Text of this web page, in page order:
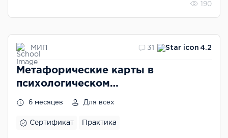
190
МИП 31 4.2
Метафорические карты в
психологическом
6 месяцев Для всех
Сертификат Практика